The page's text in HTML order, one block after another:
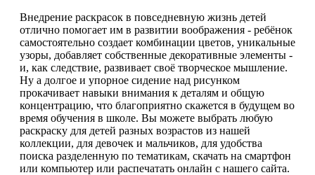
Внедрение раскрасок в повседневную жизнь детей
отлично помогает им в развитии воображения - ребёнок
самостоятельно создает комбинации цветов, уникальные
узоры, добавляет собственные декоративные элементы -
и, как следствие, развивает своё творческое мышление.
Ну а долгое и упорное сидение над рисунком
прокачивает навыки внимания к деталям и общую
концентрацию, что благоприятно скажется в будущем во
время обучения в школе. Вы можете выбрать любую
раскраску для детей разных возрастов из нашей
коллекции, для девочек и мальчиков, для удобства
поиска разделенную по тематикам, скачать на смартфон
или компьютер или распечатать онлайн с нашего сайта.